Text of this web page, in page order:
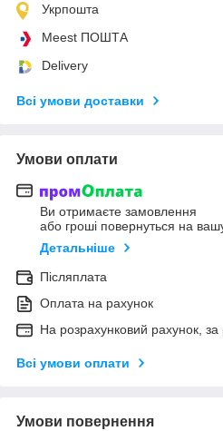
Укрпошта
Meest ПОШТА
Delivery
Всі умови доставки
Умови оплати
Ви отримаєте замовлення
або гроші повернуться на
Детальніше
Післяплата
Оплата на рахунок
На розрахунковий рахунок, за
Всі умови оплати
Умови повернення